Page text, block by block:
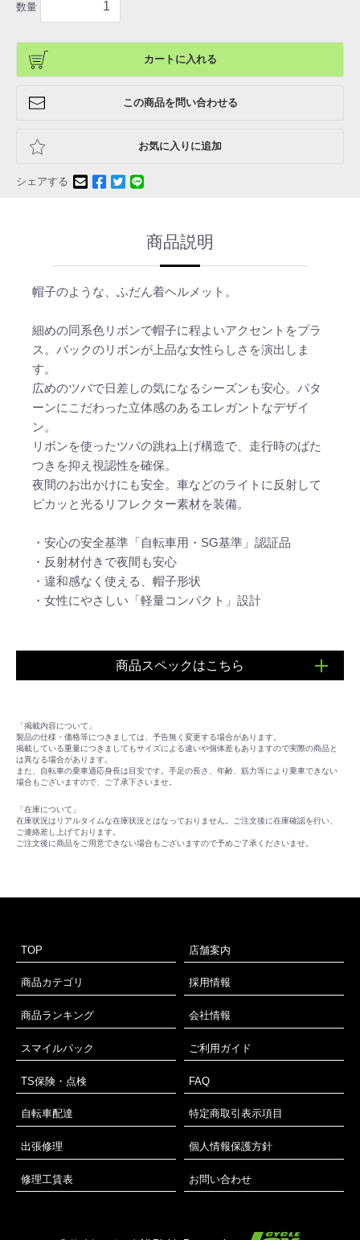
数量
カートに入れる
この商品を問い合わせる
お気に入りに追加
シェアする
商品説明
帽子のような、ふだん着ヘルメット。
細めの同系色リボンで帽子に程よいアクセントをプラ
ス。バックのリボンが上品な女性らしさを演出しま
す。
広めのツバで日差しの気になるシーズンも安心。パタ
ーンにこだわった立体感のあるエレガントなデザイ
ン。
リボンを使ったツバの跳ね上げ構造で、走行時のばた
つきを抑え視認性を確保。
夜間のお出かけにも安全。車などのライトに反射して
ピカッと光るリフレクター素材を装備。
・安心の安全基準「自転車用・SG基準」認証品
・反射材付きで夜間も安心
・違和感なく使える、帽子形状
・女性にやさしい「軽量コンパクト」設計
商品スペックはこちら
※サイズはあくまで目安です。 製品の設計により同じサ
イズ表示でも装着感が異なる場合があります。
ご購入の際は必ず一度ご試着ください。
「掲載内容について」
製品の仕様・価格等につきましては、予告無く変更する場合があります。
掲載している重量につきましてもサイズによる違いや個体差もありますので実際の商品と
は異なる場合があります。
また、自転車の乗車適応身長は目安です。手足の長さ、年齢、筋力等により乗車できない
場合もございますので、ご了承下さいませ。
「在庫について」
在庫状況はリアルタイムな在庫状況とはなっておりません。ご注文後に在庫確認を行い、
ご連絡差し上げております。
ご注文後に商品をご用意できない場合もございますので予めご了承くださいませ。
TOP 店舗案内
商品カテゴリ 採用情報
商品ランキング 会社情報
スマイルパック ご利用ガイド
TS保険・点検 FAQ
自転車配達 特定商取引表示項目
出張修理 個人情報保護方針
修理工賃表 お問い合わせ